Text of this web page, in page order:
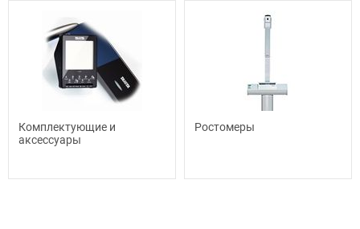
Комплектующие и
аксессуары
Ростомеры